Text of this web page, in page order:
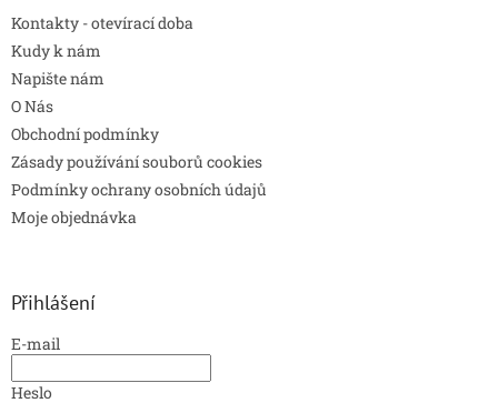
Kontakty - otevírací doba
Kudy k nám
Napište nám
O Nás
Obchodní podmínky
Zásady používání souborů cookies
Podmínky ochrany osobních údajů
Moje objednávka
Přihlášení
E-mail
Heslo